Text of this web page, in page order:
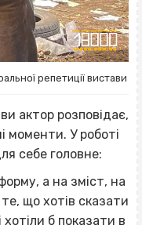
репетиції вистави
актор розповідає,
моменти. У роботі
себе головне:
а на зміст, на
що хотів сказати
б показати в